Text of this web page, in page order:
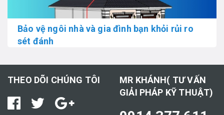
Bảo vệ ngôi nhà và gia đình bạn khỏi rủi ro
sét đánh
THEO DÕI CHÚNG TÔI
MR KHÁNH( TƯ VẤN
GIẢI PHÁP KỸ THUẬT)